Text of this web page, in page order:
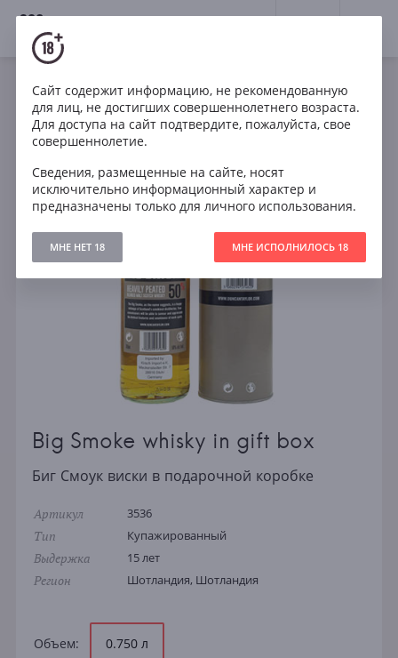
18+
Big Smoke whisky in gift box
Биг Смоук виски в подарочной коробке
Артикул 3536
Тип Купажированный
Выдержка 15 лет
Регион Шотландия, Шотландия
Объем: 0.750 л
Сайт содержит информацию, не рекомендованную
для лиц, не достигших совершеннолетнего возраста.
Для доступа на сайт подтвердите, пожалуйста, свое
совершеннолетие.
Сведения, размещенные на сайте, носят
исключительно информационный характер и
предназначены только для личного использования.
МНЕ НЕТ 18 МНЕ ИСПОЛНИЛОСЬ 18